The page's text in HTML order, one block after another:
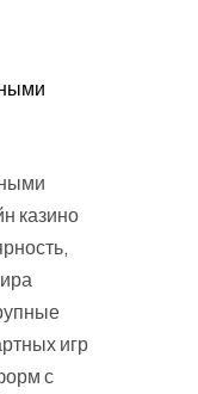
казино
игр
с